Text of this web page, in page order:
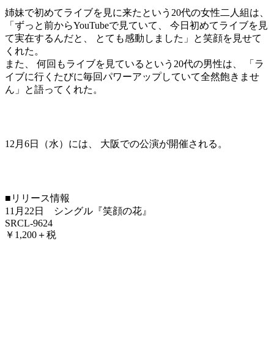
姉妹で初めてライブを見に来たという20代の女性二人組は、
「ずっと前からYouTubeで見ていて、 今日初めてライブを見
て実在するんだと、 とても感動しました」と笑顔を見せて
くれた。
また、 何回もライブを見ているという20代の男性は、 「ラ
イブに行くたびに毎回パワーアップしていて全然飽きませ
ん」と語ってくれた。
12月6日（水）には、 大阪での公演が開催される。
■リリース情報
11月22日 シングル『笑顔の花』
SRCL-9624
￥1,200＋税